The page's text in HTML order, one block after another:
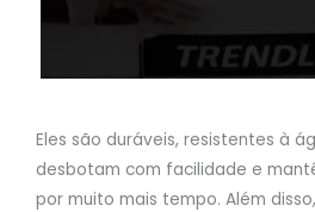
Eles são duráveis, resistentes à
desbotam com facilidade e
por muito mais tempo. Além